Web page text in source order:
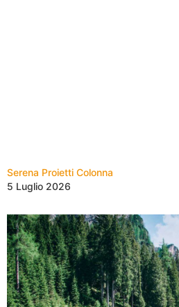
Serena Proietti Colonna
5 Luglio 2026